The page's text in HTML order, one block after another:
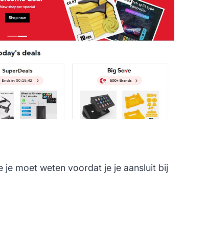
moet weten voordat je je aansluit bij